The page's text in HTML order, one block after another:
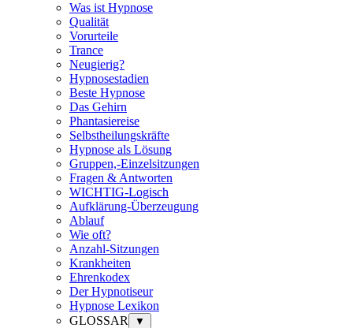
Was ist Hypnose
Qualität
Vorurteile
Trance
Neugierig?
Hypnosestadien
Beste Hypnose
Das Gehirn
Phantasiereise
Selbstheilungskräfte
Hypnose als Lösung
Gruppen,-Einzelsitzungen
Fragen & Antworten
WICHTIG-Logisch
Aufklärung-Überzeugung
Ablauf
Wie oft?
Anzahl-Sitzungen
Krankheiten
Ehrenkodex
Der Hypnotiseur
Hypnose Lexikon
GLOSSAR
▼